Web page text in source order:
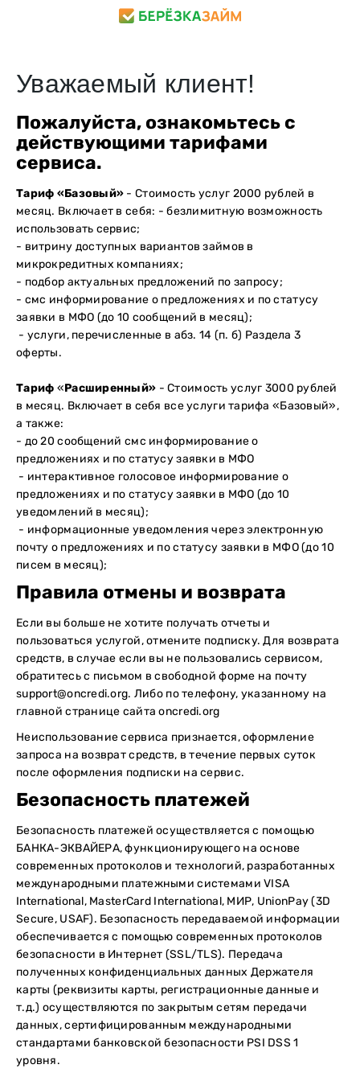
Уважаемый клиент!
Пожалуйста, ознакомьтесь с
действующими тарифами
сервиса.
Тариф «Базовый» - Стоимость услуг 2000 рублей в
месяц. Включает в себя: - безлимитную возможность
использовать сервис;
- витрину доступных вариантов займов в
микрокредитных компаниях;
- подбор актуальных предложений по запросу;
- смс информирование о предложениях и по статусу
заявки в МФО (до 10 сообщений в месяц);
- услуги, перечисленные в абз. 14 (п. б) Раздела 3
оферты.
Тариф «Расширенный» - Стоимость услуг 3000 рублей
в месяц. Включает в себя все услуги тарифа «Базовый»,
а также:
- до 20 сообщений смс информирование о
предложениях и по статусу заявки в МФО
- интерактивное голосовое информирование о
предложениях и по статусу заявки в МФО (до 10
уведомлений в месяц);
- информационные уведомления через электронную
почту о предложениях и по статусу заявки в МФО (до 10
писем в месяц);
Правила отмены и возврата
Если вы больше не хотите получать отчеты и
пользоваться услугой,отмените подписку. Для возврата
средств, в случае если вы не пользовались сервисом,
обратитесь с письмом в свободной форме на почту
support@oncredi.org. Либо по телефону, указанному на
главной странице сайта oncredi.org
Неиспользование сервиса признается, оформление
запроса на возврат средств, в течение первых суток
после оформления подписки на сервис.
Безопасность платежей
Безопасность платежей осуществляется с помощью
БАНКА-ЭКВАЙЕРА, функционирующего на основе
современных протоколов и технологий, разработанных
международными платежными системами VISA
International, MasterCard International, МИР, UnionPay (3D
Secure, USAF). Безопасность передаваемой информации
обеспечивается с помощью современных протоколов
безопасности в Интернет (SSL/TLS). Передача
полученных конфиденциальных данных Держателя
карты (реквизиты карты, регистрационные данные и
т.д.) осуществляются по закрытым сетям передачи
данных, сертифицированным международными
стандартами банковской безопасности PSI DSS 1
уровня.